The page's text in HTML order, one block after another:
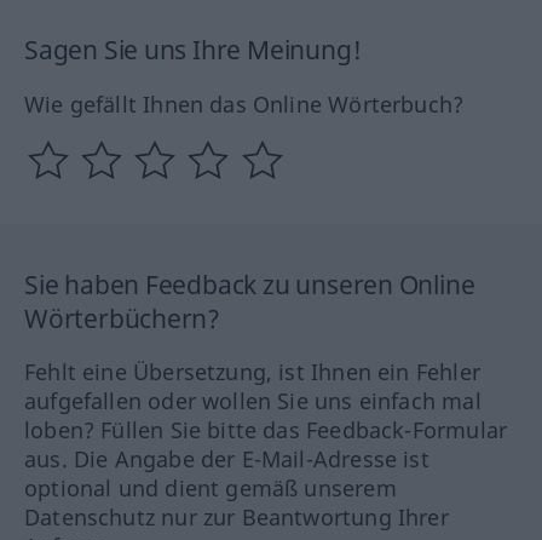
Sagen Sie uns Ihre Meinung!
Wie gefällt Ihnen das Online Wörterbuch?
Sie haben Feedback zu unseren Online
Wörterbüchern?
Fehlt eine Übersetzung, ist Ihnen ein Fehler
aufgefallen oder wollen Sie uns einfach mal
loben? Füllen Sie bitte das Feedback-Formular
aus. Die Angabe der E-Mail-Adresse ist
optional und dient gemäß unserem
Datenschutz nur zur Beantwortung Ihrer